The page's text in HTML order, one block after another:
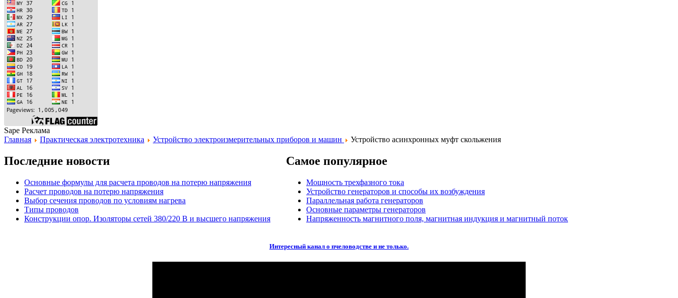
Sape Реклама
Главная
Практическая электротехника Устройство электроизмерительных приборов и машин Устройство асинхронных муфт скольжения
Последние новости
Основные формулы для расчета проводов на потерю напряжения
Расчет проводов на потерю напряжения
Выбор сечения проводов по условиям нагрева
Типы проводов
Конструкции опор. Изоляторы сетей 380/220 В и высшего напряжения
Самое популярное
Мощность трехфазного тока
Устройство генераторов и способы их возбуждения
Параллельная работа генераторов
Основные параметры генераторов
Напряженность магнитного поля, магнитная индукция и магнитный поток
Интересный канал о пчеловодстве и не только.